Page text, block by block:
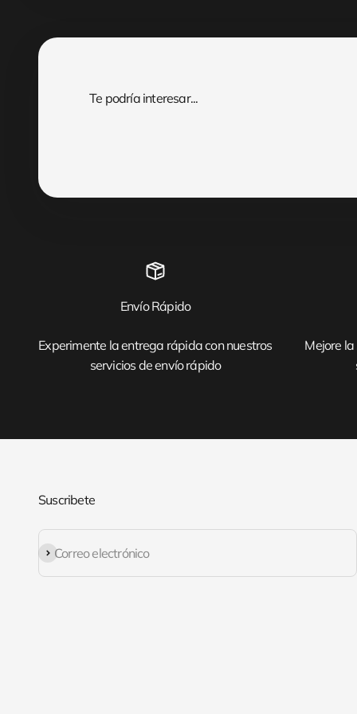
Envío Rápido
Experimente la entrega rápida con nuestros
servicios de envío rápido
Mejore
Suscribete
Correo electrónico
Suscribirse